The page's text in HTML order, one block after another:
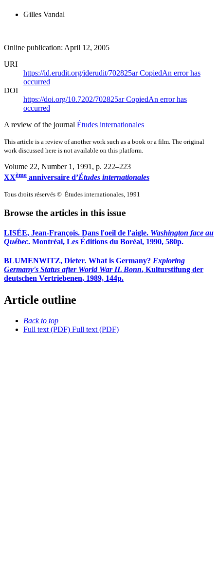
Gilles Vandal
Online publication: April 12, 2005
URI
https://id.erudit.org/iderudit/702825arCopiedAn error has
occurred
DOI
https://doi.org/10.7202/702825arCopiedAn error has
occurred
A review of the journal Études internationales
This article is a review of another work such as a book or a film. The original
work discussed here is not available on this platform.
Volume 22, Number 1, 1991 , p. 222–223
XXème anniversaire d’Études internationales
Tous droits réservés © Études internationales, 1991
Browse the articles in this issue
LISÉE, Jean-François. Dans l'oeil de l'aigle. Washington face au
Québec. Montréal, Les Éditions du Boréal, 1990, 580p.
BLUMENWITZ, Dieter. What is Germany? Exploring
Germany's Status after World War IL Bonn, Kulturstifung der
deutschen Vertriebenen, 1989, 144p.
Article outline
Back to top
Full text (PDF) Full text (PDF)